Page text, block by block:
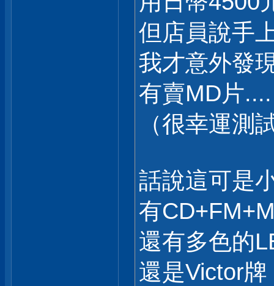
但店員說手
我才意外發
有賣MD片....
（很幸運測
話說這可是
有
還有多色的
還是Victor